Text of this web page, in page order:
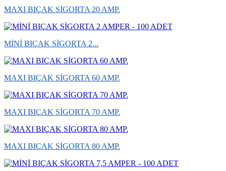
MAXI BIÇAK SİGORTA 20 AMP.
MİNİ BIÇAK SİGORTA 2...
MAXI BIÇAK SİGORTA 60 AMP.
MAXI BIÇAK SİGORTA 70 AMP.
MAXI BIÇAK SİGORTA 80 AMP.